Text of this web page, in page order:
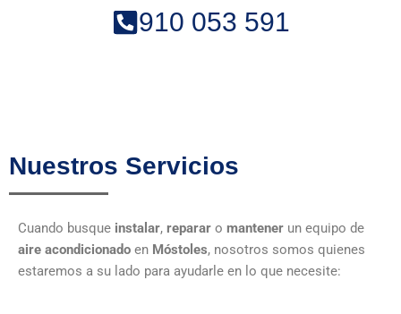
910 053 591
Nuestros Servicios
Cuando busque instalar, reparar o mantener un equipo de
aire acondicionado en Móstoles, nosotros somos quienes
estaremos a su lado para ayudarle en lo que necesite: